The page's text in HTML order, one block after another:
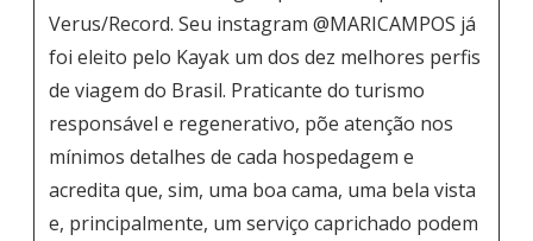
Verus/Record. Seu instagram @MARICAMPOS já
foi eleito pelo Kayak um dos dez melhores perfis
de viagem do Brasil. Praticante do turismo
responsável e regenerativo, põe atenção nos
mínimos detalhes de cada hospedagem e
acredita que, sim, uma boa cama, uma bela vista
e, principalmente, um serviço caprichado podem